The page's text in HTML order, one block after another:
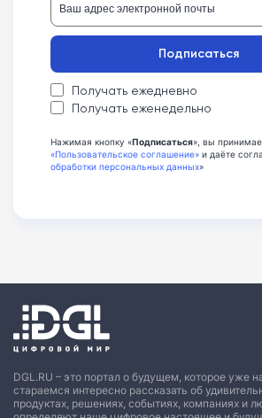
Получать ежедневно
Получать еженедельно
Подписаться
Нажимая кнопку «Подписаться», вы
«Пользовательское соглашение» и даёте
обработки персональных данных»
DGL.RU – это портал о будущем, которое уже
стараемся интересно рассказать об
продуктах, решениях, событиях, компаниях и